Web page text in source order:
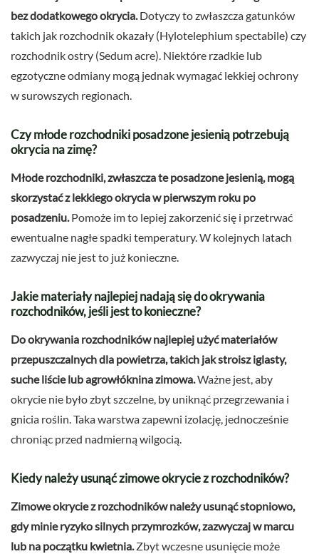
bez dodatkowego okrycia. Dotyczy to zwłaszcza gatunków
takich jak rozchodnik okazały (Hylotelephium spectabile) czy
rozchodnik ostry (Sedum acre). Niektóre rzadkie lub
egzotyczne odmiany mogą jednak wymagać lekkiej ochrony
w surowszych regionach.
Czy młode rozchodniki posadzone jesienią potrzebują
okrycia na zimę?
Młode rozchodniki, zwłaszcza te posadzone jesienią, mogą
skorzystać z lekkiego okrycia w pierwszym roku po
posadzeniu. Pomoże im to lepiej zakorzenić się i przetrwać
ewentualne nagłe spadki temperatury. W kolejnych latach
zazwyczaj nie jest to już konieczne.
Jakie materiały najlepiej nadają się do okrywania
rozchodników, jeśli jest to konieczne?
Do okrywania rozchodników najlepiej użyć materiałów
przepuszczalnych dla powietrza, takich jak stroisz iglasty,
suche liście lub agrowłóknina zimowa.Ważne jest, aby
okrycie nie było zbyt szczelne, by uniknąć przegrzewania i
gnicia roślin. Taka warstwa zapewni izolację, jednocześnie
chroniąc przed nadmierną wilgocią.
Kiedy należy usunąć zimowe okrycie z rozchodników?
Zimowe okrycie z rozchodników należy usunąć stopniowo,
gdy minie ryzyko silnych przymrozków, zazwyczaj w marcu
lub na początku kwietnia. Zbyt wczesne usunięcie może